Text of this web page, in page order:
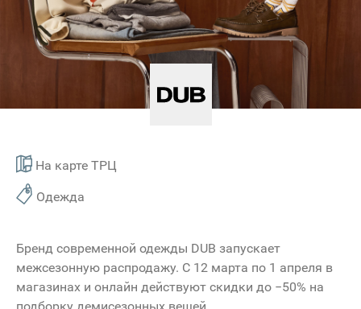
На карте ТРЦ
Одежда
Бренд современной одежды DUB запускает
межсезонную распродажу. С 12 марта по 1 апреля в
магазинах и онлайн действуют скидки до −50% на